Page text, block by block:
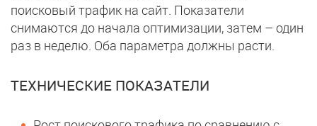
поисковый трафик на сайт. Показатели
снимаются до начала оптимизации, затем – один
раз в неделю. Оба параметра должны расти.
ТЕХНИЧЕСКИЕ ПОКАЗАТЕЛИ